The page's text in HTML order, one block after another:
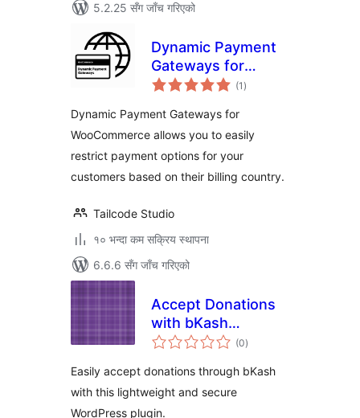
5.2.25 सँग जाँच गरिएको
Dynamic Payment
Gateways for
WooCommerce
(1 कुल
रेटिङ्गहरू
)
Dynamic Payment Gateways for
WooCommerce allows you to easily
restrict payment options for your
customers based on their billing country.
Tailcode Studio
१० भन्दा कम सक्रिय स्थापना
6.6.6 सँग जाँच गरिएको
Accept Donations
with bKash
Payment
(0कुल
रेटिङ्गहरू
)
Easily accept donations through bKash
with this lightweight and secure
WordPress plugin.